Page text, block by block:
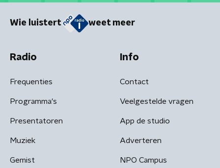
Wie luistert weet meer
Radio
Frequenties
Programma's
Presentatoren
Muziek
Gemist
Info
Contact
Veelgestelde vragen
App de studio
Adverteren
NPO Campus